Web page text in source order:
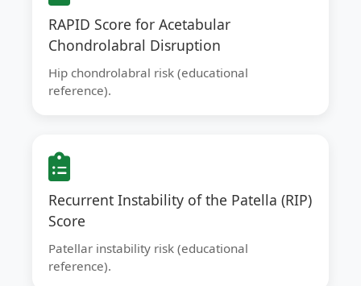
RAPID Score for Acetabular
Chondrolabral Disruption
Hip chondrolabral risk (educational
reference).
Recurrent Instability of the Patella (RIP)
Score
Patellar instability risk (educational
reference).